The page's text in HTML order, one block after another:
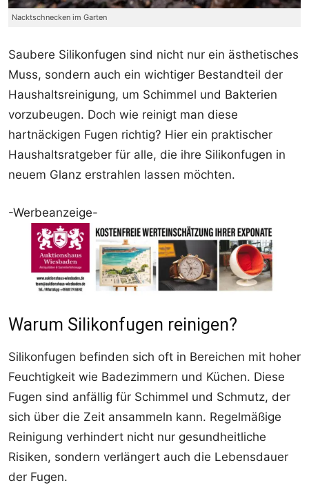
Nacktschnecken im Garten
Saubere Silikonfugen sind nicht nur ein ästhetisches
Muss, sondern auch ein wichtiger Bestandteil der
Haushaltsreinigung, um Schimmel und Bakterien
vorzubeugen. Doch wie reinigt man diese
hartnäckigen Fugen richtig? Hier ein praktischer
Haushaltsratgeber für alle, die ihre Silikonfugen in
neuem Glanz erstrahlen lassen möchten.
-Werbeanzeige-
Warum Silikonfugen reinigen?
Silikonfugen befinden sich oft in Bereichen mit hoher
Feuchtigkeit wie Badezimmern und Küchen. Diese
Fugen sind anfällig für Schimmel und Schmutz, der
sich über die Zeit ansammeln kann. Regelmäßige
Reinigung verhindert nicht nur gesundheitliche
Risiken, sondern verlängert auch die Lebensdauer
der Fugen.